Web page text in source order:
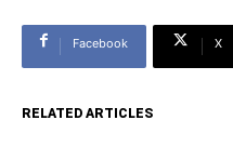
Facebook X
RELATED ARTICLES